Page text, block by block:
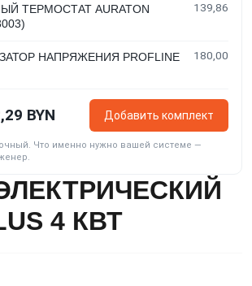
ТЕРМОСТАТ AURATON
139,86
НАПРЯЖЕНИЯ PROFLINE
180,00
BYN Добавить комплект
Что именно нужно вашей системе —
4 КВТ